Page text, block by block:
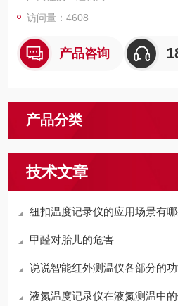
访问量：4608
产品咨询
产品分类
技术文章
纽扣温度记录仪的应用场景有哪
甲醛对胎儿的危害
说说智能红外测温仪各部分的
液氮温度记录仪在液氮测温中